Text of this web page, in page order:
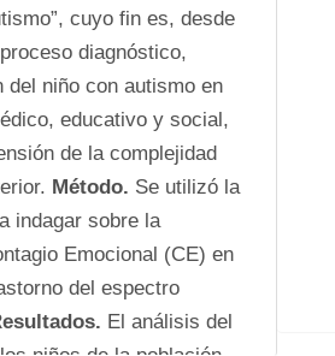
cuyo fin es, desde
diagnóstico,
del niño con autismo en
educativo y social,
de la complejidad
Método. Se utilizó la
indagar sobre la
Emocional (CE) en
del espectro
El análisis del